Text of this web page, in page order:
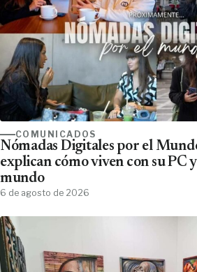
COMUNICADOS
Nómadas Digitales por el
explican cómo viven con su PC
mundo
6 de agosto de 2026